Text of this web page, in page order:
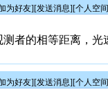
为好友][发送消息][个人空
者的相等距离，
为好友][发送消息][个人空